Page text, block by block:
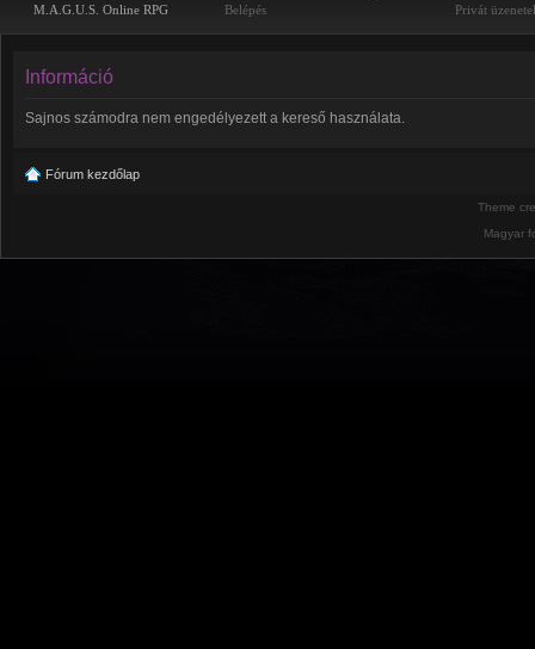
M.A.G.U.S. Online RPG Belépés Privát
Információ
Sajnos számodra nem engedélyezett a kereső használata.
Fórum kezdőlap
Theme
Magyar